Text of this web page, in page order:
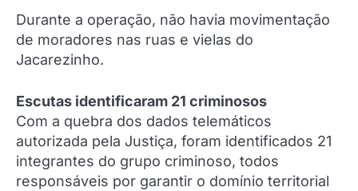
Durante a operação, não havia movimentação
de moradores nas ruas e vielas do
Jacarezinho.
Escutas identificaram 21 criminosos
Com a quebra dos dados telemáticos
autorizada pela Justiça, foram identificados 21
integrantes do grupo criminoso, todos
responsáveis por garantir o domínio territorial